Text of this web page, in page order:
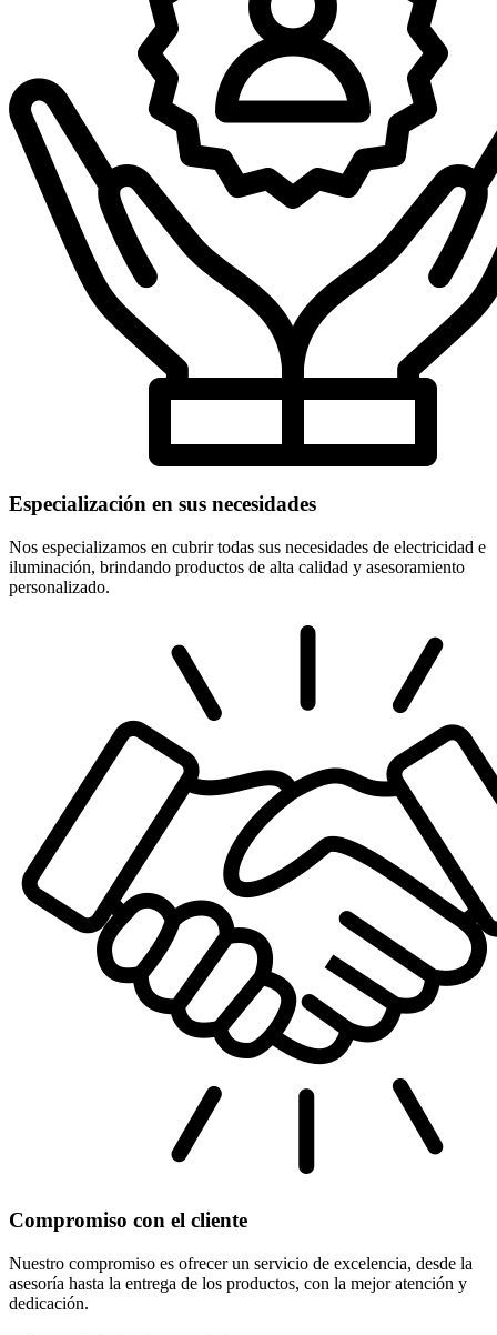
Especialización en sus necesidades
Nos especializamos en cubrir todas sus necesidades de electricidad e
iluminación, brindando productos de alta calidad y asesoramiento
personalizado.
Compromiso con el cliente
Nuestro compromiso es ofrecer un servicio de excelencia, desde la
asesoría hasta la entrega de los productos, con la mejor atención y
dedicación.